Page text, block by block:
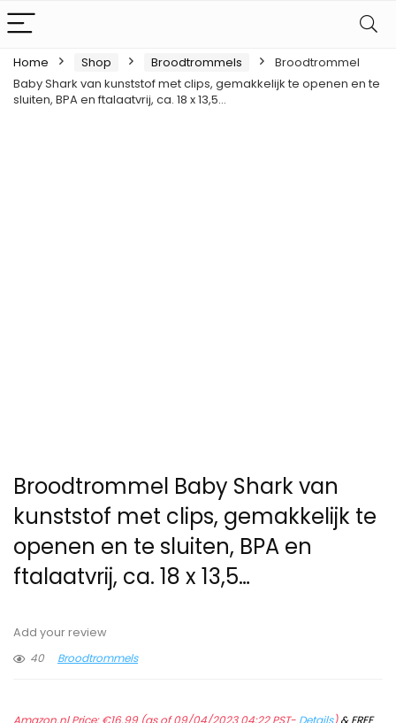
Home Shop Broodtrommels
Broodtrommel
Baby Shark van kunststof met clips, gemakkelijk te openen en te
sluiten, BPA en ftalaatvrij, ca. 18 x 13,5…
Broodtrommel Baby Shark van
kunststof met clips, gemakkelijk te
openen en te sluiten, BPA en
ftalaatvrij, ca. 18 x 13,5…
Add your review
40
Broodtrommels